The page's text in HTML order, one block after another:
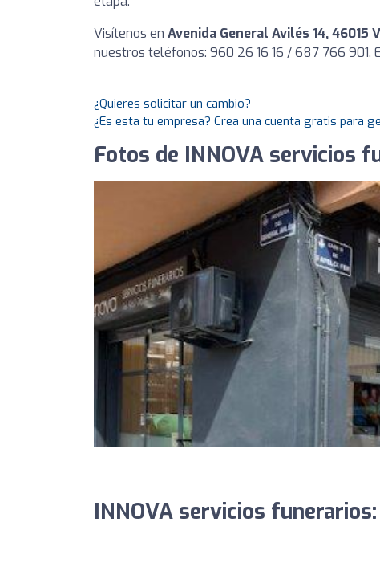
Visítenos en Avenida General Avilés 14, 46015
nuestros teléfonos: 960 26 16 16 / 687 766 901.
¿Quieres solicitar un cambio?
¿Es esta tu empresa? Crea una cuenta gratis para
Fotos de INNOVA servicios
INNOVA servicios